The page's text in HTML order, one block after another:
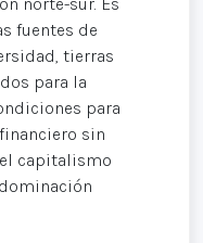
fuentes de
tierras
para la
para
sin
capitalismo